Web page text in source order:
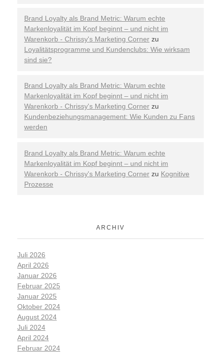
Brand Loyalty als Brand Metric: Warum echte
Markenloyalität im Kopf beginnt – und nicht im
Warenkorb - Chrissy's Marketing Corner zu
Loyalitätsprogramme und Kundenclubs: Wie wirksam
sind sie?
Brand Loyalty als Brand Metric: Warum echte
Markenloyalität im Kopf beginnt – und nicht im
Warenkorb - Chrissy's Marketing Corner zu
Kundenbeziehungsmanagement: Wie Kunden zu Fans
werden
Brand Loyalty als Brand Metric: Warum echte
Markenloyalität im Kopf beginnt – und nicht im
Warenkorb - Chrissy's Marketing Corner zu Kognitive
Prozesse
ARCHIV
Juli 2026
April 2026
Januar 2026
Februar 2025
Januar 2025
Oktober 2024
August 2024
Juli 2024
April 2024
Februar 2024